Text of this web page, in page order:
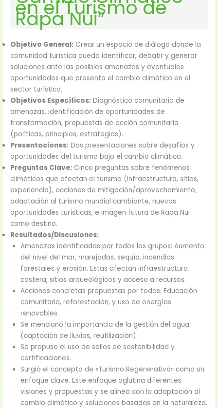
en el Turismo de
Rapa Nui”
Objetivo General: Crear un espacio de diálogo donde la
comunidad turística pueda identificar, debatir y generar
soluciones ante las posibles amenazas y eventuales
oportunidades que presenta el cambio climático en el
sector turístico.
Objetivos Específicos: Diagnóstico comunitario de
amenazas, identificación de oportunidades de
transformación, propuestas de acción comunitaria
(políticas, principios, estrategias).
Presentaciones: Dos presentaciones sobre desafíos y
oportunidades del turismo bajo el cambio climático.
Preguntas Clave: Cinco preguntas sobre fenómenos
climáticos que afectan el turismo (infraestructura, sitios,
experiencia), acciones de mitigación/aprovechamiento,
adaptación al turismo mundial cambiante, nuevas
oportunidades turísticas, e imagen futura de Rapa Nui
como destino.
Resultados/Discusiones:
Amenazas identificadas por todos los grupos: Aumento
del nivel del mar, marejadas, sequía, incendios
forestales y erosión. Estas afectan infraestructura
costera, sitios arqueológicos y acceso a recursos.
Acciones concretas propuestas por todos: Educación
comunitaria, reforestación, y uso de energías
renovables.
Se mencionó la importancia de la gestión del agua
(captación de lluvias, reutilización).
Se propuso el uso de sellos de sostenibilidad y
certificaciones.
Surgió el concepto de «Turismo Regenerativo» como un
enfoque clave. Este enfoque aglutina diferentes
visiones y propuestas y se alinea con la adaptación al
cambio climático y soluciones basadas en la naturaleza.